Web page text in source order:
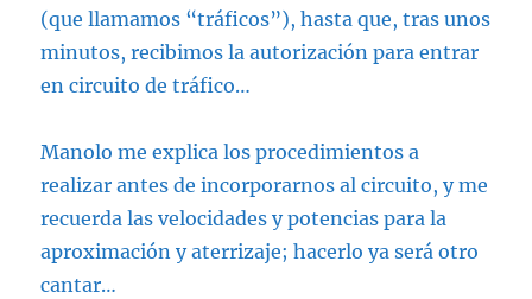
(que llamamos “tráficos”), hasta que, tras unos
minutos, recibimos la autorización para entrar
en circuito de tráfico…
Manolo me explica los procedimientos a
realizar antes de incorporarnos al circuito, y me
recuerda las velocidades y potencias para la
aproximación y aterrizaje; hacerlo ya será otro
cantar…